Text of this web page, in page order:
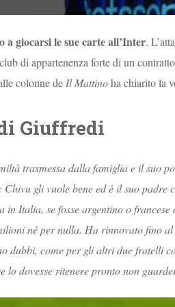
a giocarsi le sue carte all’Inter.
di appartenenza forte di un
colonne de Il Mattinoha chiarito la
Giuffredi
trasmessa dalla famiglia e il suo
gli vuole bene ed è il suo padre
in Italia, se fosse argentino o
né per nulla. Ha rinnovato fino
dubbi, come per gli altri due fratelli
lo dovesse ritenere pronto non